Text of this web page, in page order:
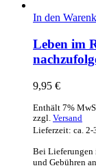
In den
Leben im
9,95 €
Enthält 7%
zzgl. Versand
Lieferzeit: ca. 2-
Bei Lieferungen
und Gebühren